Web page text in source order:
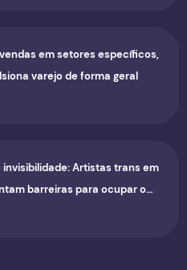
em setores específicos,
varejo de forma geral
invisibilidade: Artistas trans em
barreiras para ocupar o